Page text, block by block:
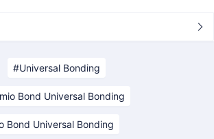
Universal Bonding
Bond Universal Bonding
Bond Universal Bonding